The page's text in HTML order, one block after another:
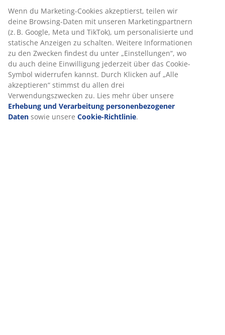
Bewertungen
1)
Lieferung
dir ein optimales Erlebnis auf unserer Website zu bieten.
Cookies sammeln Informationen über dich, um Funktionen,
Statistiken und relevante Werbung zu ermöglichen.
Wenn du Marketing-Cookies akzeptierst, teilen wir deine
Browsing-Daten mit unseren Marketingpartnern (z. B.
Google, Meta und TikTok), um personalisierte und statische
Anzeigen zu schalten. Weitere Informationen zu den
Zwecken findest du unter „Einstellungen“, wo du auch deine
Einwilligung jederzeit über das Cookie-Symbol widerrufen
kannst. Durch Klicken auf „Alle akzeptieren“ stimmst du